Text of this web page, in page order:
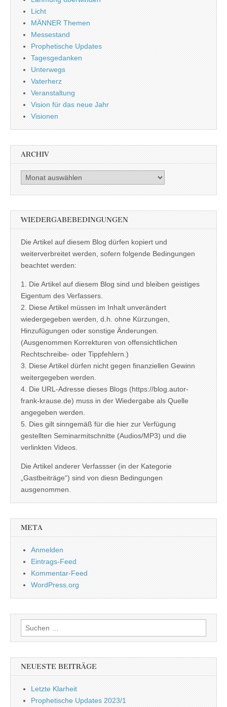
Licht
MÄNNER Themen
Messestand
Prophetische Updates
Tagesgedanken
Unterwegs
Vaterherz
Veranstaltung
Vision für das neue Jahr
Visionen
ARCHIV
Archiv
WIEDERGABEBEDINGUNGEN
Die Artikel auf diesem Blog dürfen kopiert und
weiterverbreitet werden, sofern folgende Bedingungen
beachtet werden:
1. Die Artikel auf diesem Blog sind und bleiben geistiges
Eigentum des Verfassers.
2. Diese Artikel müssen im Inhalt unverändert
wiedergegeben werden, d.h. ohne Kürzungen,
Hinzufügungen oder sonstige Änderungen.
(Ausgenommen Korrekturen von offensichtlichen
Rechtschreibe- oder Tippfehlern.)
3. Diese Artikel dürfen nicht gegen finanziellen Gewinn
weitergegeben werden.
4. Die URL-Adresse dieses Blogs (https://blog.autor-
frank-krause.de) muss in der Wiedergabe als Quelle
angegeben werden.
5. Dies gilt sinngemäß für die hier zur Verfügung
gestellten Seminarmitschnitte (Audios/MP3) und die
verlinkten Videos.
Die Artikel anderer Verfassser (in der Kategorie
„Gastbeiträge“) sind von diesn Bedingungen
ausgenommen.
META
Anmelden
Eintrags-Feed
Kommentar-Feed
WordPress.org
Suchen
nach:
NEUESTE BEITRÄGE
Letzte Klarheit
Prophetische Updates 2023/1